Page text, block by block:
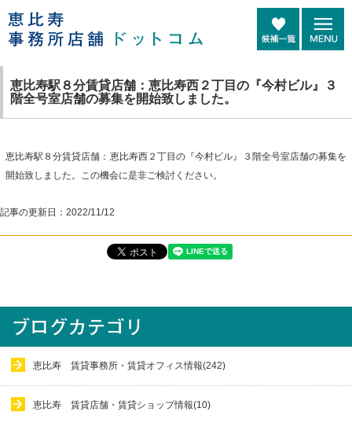
恵比寿駅８分賃貸店舗：恵比寿西２丁目の『今村ビル』３
階全号室店舗の募集を開始致しました。
恵比寿駅８分賃貸店舗：恵比寿西２丁目の『今村ビル』３階全号室店舗の募集を
開始致しました。この機会に是非ご検討ください。
記事の更新日： 2022/11/12
恵比寿 賃貸事務所・賃貸オフィス情報(242)
恵比寿 賃貸店舗・賃貸ショップ情報(10)